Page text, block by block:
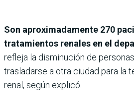
Son aproximadamente 270
tratamientos renales en el
refleja la disminución de
trasladarse a otra ciudad para la
renal, según explicó.